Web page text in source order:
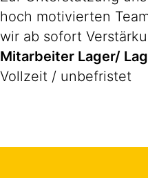
hoch motivierten
wir ab sofort
Mitarbeiter Lager/
Vollzeit / unbefristet